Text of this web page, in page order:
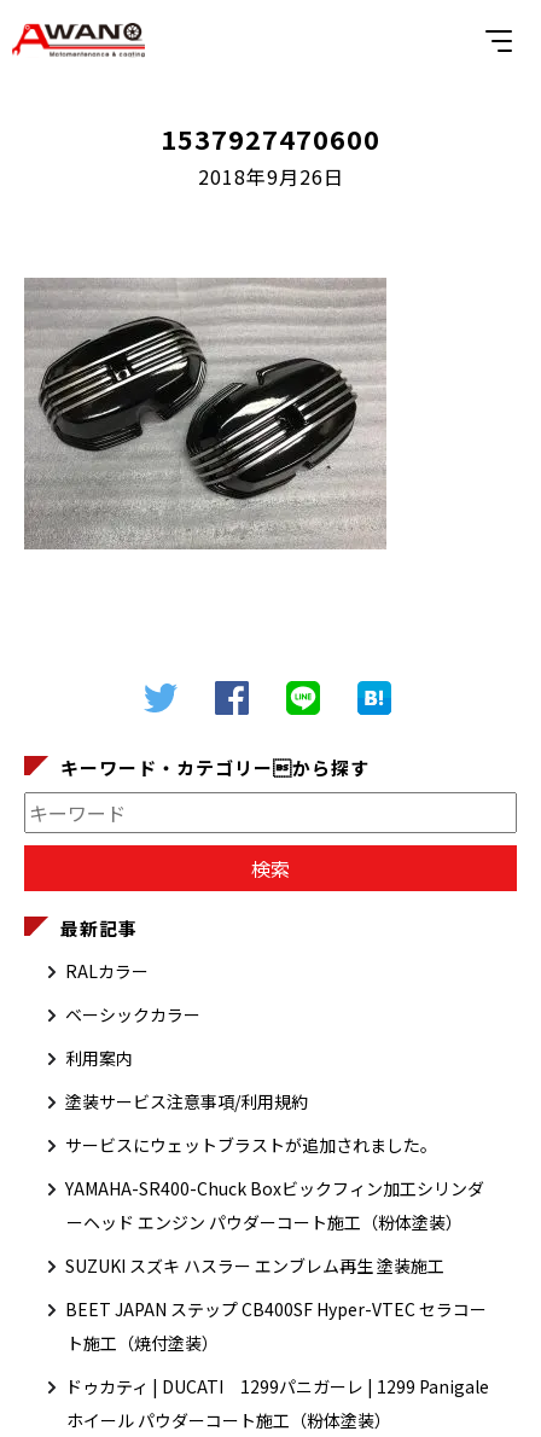
1537927470600
2018年9月26日
キーワード・カテゴリーから探す
最新記事
RALカラー
ベーシックカラー
利用案内
塗装サービス注意事項/利用規約
サービスにウェットブラストが追加されました。
YAMAHA-SR400-Chuck Boxビックフィン加工シリンダ
ーヘッド エンジン パウダーコート施工（粉体塗装）
SUZUKI スズキ ハスラー エンブレム再生 塗装施工
BEET JAPAN ステップ CB400SF Hyper-VTEC セラコー
ト施工（焼付塗装）
ドゥカティ | DUCATI 1299パニガーレ | 1299 Panigale
ホイール パウダーコート施工（粉体塗装）